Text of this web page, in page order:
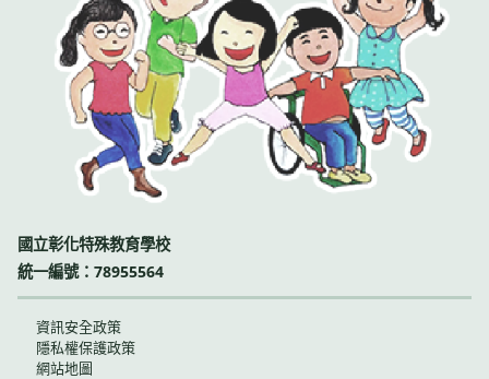
國立彰化特殊教育學校
統一編號：78955564
資訊安全政策
隱私權保護政策
網站地圖